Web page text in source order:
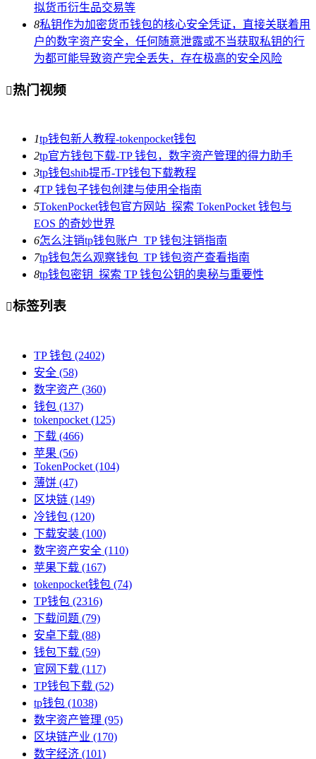
拟货币衍生品交易等
8私钥作为加密货币钱包的核心安全凭证，直接关联着用
户的数字资产安全，任何随意泄露或不当获取私钥的行
为都可能导致资产完全丢失，存在极高的安全风险
热门视频
1tp钱包新人教程-tokenpocket钱包
2tp官方钱包下载-TP 钱包，数字资产管理的得力助手
3tp钱包shib提币-TP钱包下载教程
4TP 钱包子钱包创建与使用全指南
5TokenPocket钱包官方网站_探索 TokenPocket 钱包与
EOS 的奇妙世界
6怎么注销tp钱包账户_TP 钱包注销指南
7tp钱包怎么观察钱包_TP 钱包资产查看指南
8tp钱包密钥_探索 TP 钱包公钥的奥秘与重要性
标签列表
TP 钱包 (2402)
安全 (58)
数字资产 (360)
钱包 (137)
tokenpocket (125)
下载 (466)
苹果 (56)
TokenPocket (104)
薄饼 (47)
区块链 (149)
冷钱包 (120)
下载安装 (100)
数字资产安全 (110)
苹果下载 (167)
tokenpocket钱包 (74)
TP钱包 (2316)
下载问题 (79)
安卓下载 (88)
钱包下载 (59)
官网下载 (117)
TP钱包下载 (52)
tp钱包 (1038)
数字资产管理 (95)
区块链产业 (170)
数字经济 (101)